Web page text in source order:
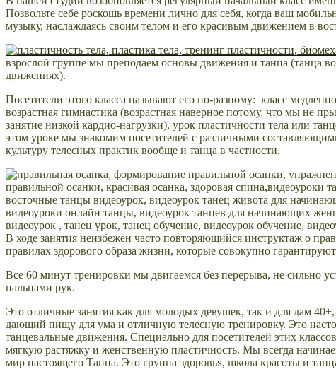
Позвольте себе роскошь времени лично для себя, когда ваш
музыку, наслаждаясь своим телом и его красивым движением в
взрослой группе мы преподаем основы движения и танца (танца
движениях).
Посетители этого класса называют его по-разному: класс
возрастная гимнастика (возрастная наверное потому, что мы не
занятие низкой кардио-нагрузки), урок пластичности тела или
этом уроке мы знакомим посетителей с различными
культуру телесных практик вообще и танца в частности.
В ходе занятия неизбежен часто повторяющийся инструктаж о
правилах здорового образа жизни, которые совокупно
Все 60 минут тренировки мы двигаемся без перерыва, не сильно
пальцами рук.
Это отличные занятия как для молодых девушек, так и для дам
дающий пищу для ума и отличную телесную тренировку. Это
танцевальные движения. Специально для посетителей этих
мягкую растяжку и женственную пластичность. Мы всегда
мир настоящего Танца. Это группа здоровья, школа красоты и